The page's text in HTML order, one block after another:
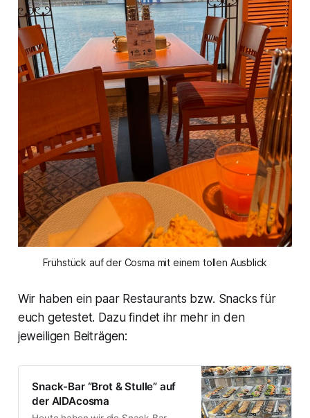
Frühstück auf der Cosma mit einem tollen Ausblick
Wir haben ein paar Restaurants bzw. Snacks für
euch getestet. Dazu findet ihr mehr in den
jeweiligen Beiträgen:
Snack-Bar “Brot & Stulle” auf
der AIDAcosma